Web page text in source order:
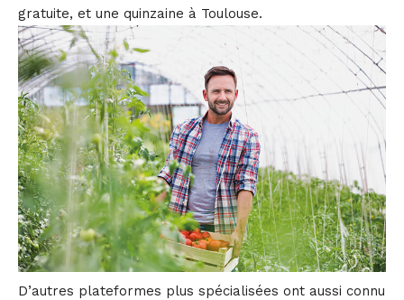
gratuite, et une quinzaine à Toulouse.
D’autres plateformes plus spécialisées ont aussi connu